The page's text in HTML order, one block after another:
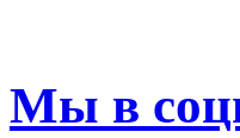
Мы в